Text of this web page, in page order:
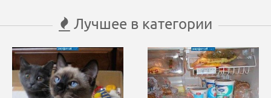
Лучшее в категории